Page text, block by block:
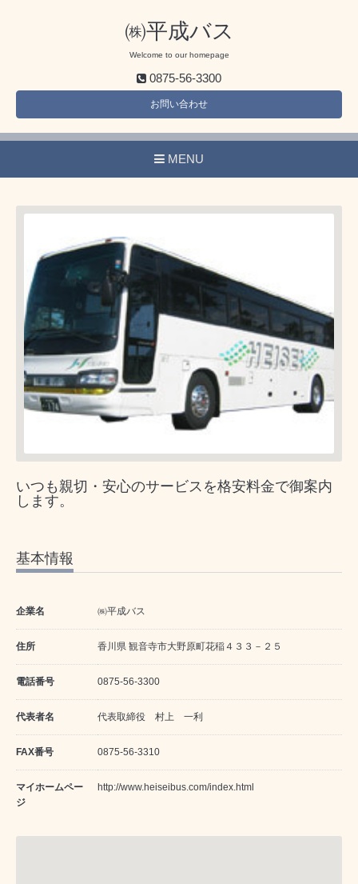
㈱平成バス
Welcome to our homepage
0875-56-3300
お問い合わせ
MENU
いつも親切・安心のサービスを格安料金で御案内
します。
基本情報
企業名 ㈱平成バス
住所 香川県 観音寺市大野原町花稲４３３－２５
電話番号 0875-56-3300
代表者名 代表取締役 村上 一利
FAX番号 0875-56-3310
マイホームペー
ジ
http://www.heiseibus.com/index.html